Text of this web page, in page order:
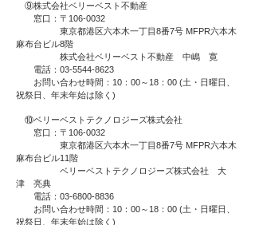
⑨株式会社ベリーベスト不動産
窓口：〒106-0032
東京都港区六本木一丁目8番7号 MFPR六本木
麻布台ビル8階
株式会社ベリーベスト不動産 中嶋 寛
電話：03-5544-8623
お問い合わせ時間：10：00～18：00 (土・日曜日、
祝祭日、年末年始は除く)
⑩ベリーベストテクノロジーズ株式会社
窓口：〒106-0032
東京都港区六本木一丁目8番7号 MFPR六本木
麻布台ビル11階
ベリーベストテクノロジーズ株式会社 大
津 亮典
電話：03-6800-8836
お問い合わせ時間：10：00～18：00 (土・日曜日、
祝祭日、年末年始は除く)